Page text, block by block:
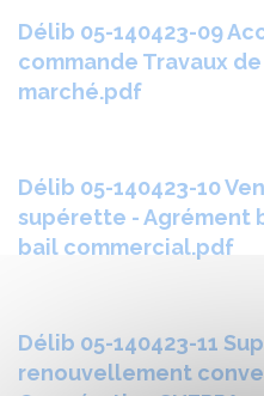
Délib 05-140423-09
commande Travaux
marché.pdf
Délib 05-140423-10
supérette - Agrément
bail commercial.pdf
Délib 05-140423-11
renouvellement